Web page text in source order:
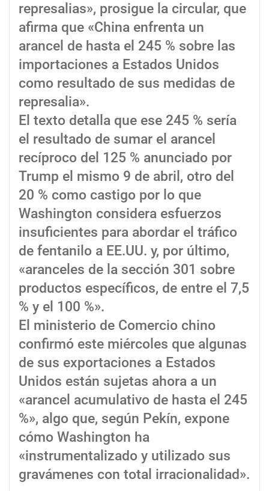
represalias», prosigue la circular, que
afirma que «China enfrenta un
arancel de hasta el 245 % sobre las
importaciones a Estados Unidos
como resultado de sus medidas de
represalia».
El texto detalla que ese 245 % sería
el resultado de sumar el arancel
recíproco del 125 % anunciado por
Trump el mismo 9 de abril, otro del
20 % como castigo por lo que
Washington considera esfuerzos
insuficientes para abordar el tráfico
de fentanilo a EE.UU. y, por último,
«aranceles de la sección 301 sobre
productos específicos, de entre el 7,5
% y el 100 %».
El ministerio de Comercio chino
confirmó este miércoles que algunas
de sus exportaciones a Estados
Unidos están sujetas ahora a un
«arancel acumulativo de hasta el 245
%», algo que, según Pekín, expone
cómo Washington ha
«instrumentalizado y utilizado sus
gravámenes con total irracionalidad».